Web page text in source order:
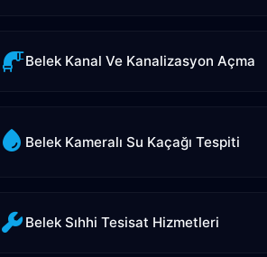
Belek Kanal Ve Kanalizasyon Açma
Belek Kameralı Su Kaçağı Tespiti
Belek Sıhhi Tesisat Hizmetleri